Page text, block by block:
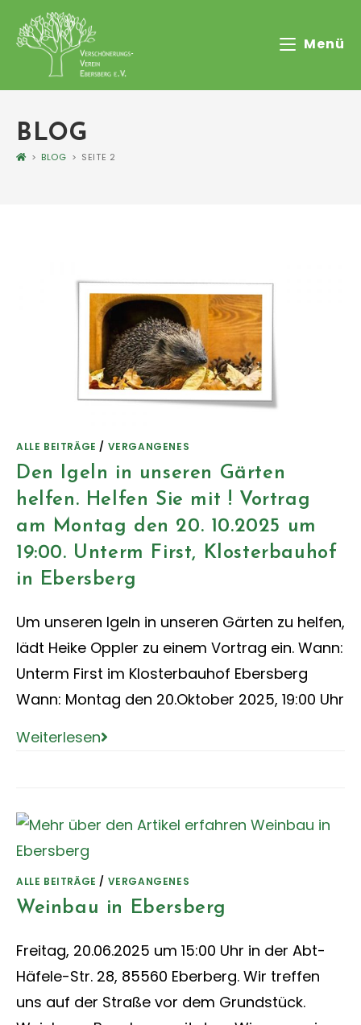
Menü
BLOG
> BLOG > SEITE 2
ALLE BEITRÄGE / VERGANGENES
Den Igeln in unseren Gärten
helfen. Helfen Sie mit ! Vortrag
am Montag den 20. 10.2025 um
19:00. Unterm First, Klosterbauhof
in Ebersberg
Um unseren Igeln in unseren Gärten zu helfen,
lädt Heike Oppler zu einem Vortrag ein. Wann:
Unterm First im Klosterbauhof Ebersberg
Wann: Montag den 20.Oktober 2025, 19:00 Uhr
Weiterlesen
ALLE BEITRÄGE / VERGANGENES
Weinbau in Ebersberg
Freitag, 20.06.2025 um 15:00 Uhr in der Abt-
Häfele-Str. 28, 85560 Eberberg. Wir treffen
uns auf der Straße vor dem Grundstück.